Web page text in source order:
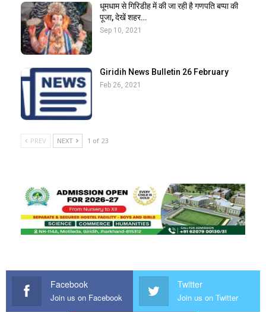
धूमधाम से गिरिडीह में की जा रही है गणपति बप्पा की
पूजा, देखें शहर…
Sep 10, 2021
Giridih News Bulletin 26 February
Feb 26, 2021
PREV NEXT 1 of 23
Facebook
Join us on Facebook
Twitter
Join us on Twitter